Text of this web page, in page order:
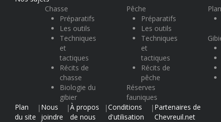
Chasse
Préparatifs
Les outils
Techniques
et
tactiques
Récits de
chasse
Biologie du
gibier
Pêche
Préparatifs
Les outils
Techniques
et
tactiques
Récits de
pêche
Réserves
fauniques
Plan
du site
| Nous
joindre
|À propos
de nous
|Conditions
d'utilisation
| Partenaires de
Chevreuil.net